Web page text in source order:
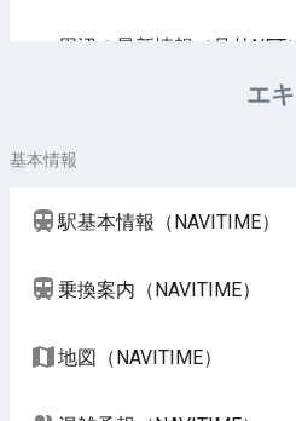
周辺の最新情報（号外NET）
エキ
基本情報
駅基本情報（NAVITIME）
乗換案内（NAVITIME）
地図（NAVITIME）